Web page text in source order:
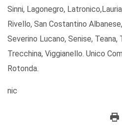
Sinni, Lagonegro,
Rivello, San Costantino
Severino Lucano, Senise,
Trecchina, Viggianello. Unico
Rotonda.
nic